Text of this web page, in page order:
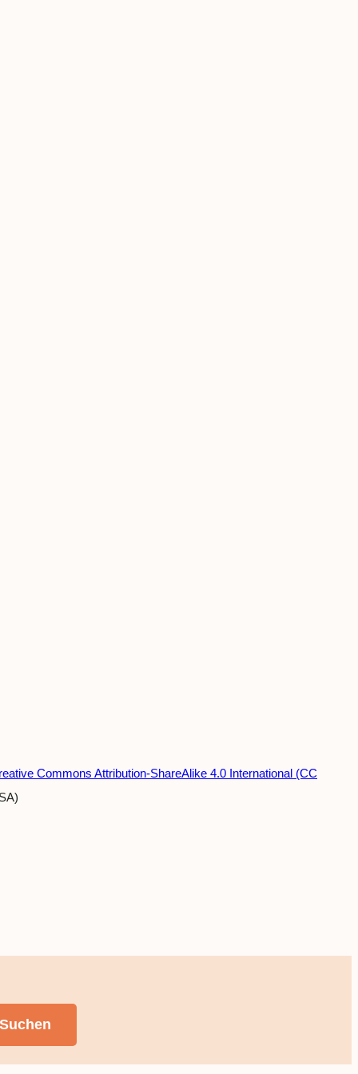
Commons Attribution-ShareAlike 4.0 International (CC
Suchen